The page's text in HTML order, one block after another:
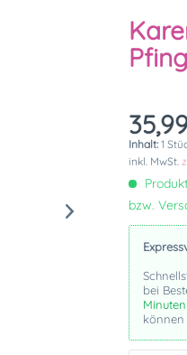
Inhalt:1
inkl. MwSt.
bzw.
bei
können